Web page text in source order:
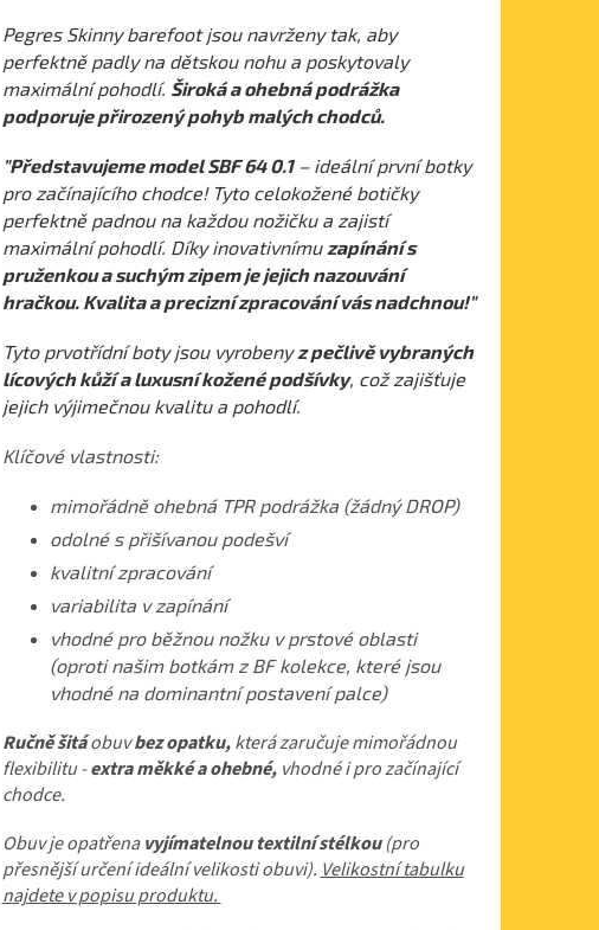
cena:
Pegres Skinny barefoot jsou navrženy tak, aby
perfektně padly na dětskou nohu a poskytovaly
maximální pohodlí. Široká a ohebná podrážka
podporuje přirozený pohyb malých chodců.
"Představujeme model SBF 64 0.1– ideální první botky
pro začínajícího chodce! Tyto celokožené botičky
perfektně padnou na každou nožičku a zajistí
maximální pohodlí. Díky inovativnímu zapínání s
pruženkou a suchým zipem je jejich nazouvání
hračkou. Kvalita a precizní zpracování vás nadchnou!"
Tyto prvotřídní boty jsou vyrobenyz pečlivě vybraných
lícových kůží a luxusní kožené podšívky, což zajišťuje
jejich výjimečnou kvalitu a pohodlí.
Klíčové vlastnosti:
mimořádně ohebná TPR podrážka (žádný DROP)
odolné s přišívanou podešví
kvalitní zpracování
variabilita v zapínání
vhodné pro běžnou nožku v prstové oblasti
(oproti našim botkám z BF kolekce, které jsou
vhodné na dominantní postavení palce)
Ručně šitáobuvbez opatku,která zaručuje mimořádnou
flexibilitu -extra měkké a ohebné,vhodné i pro začínající
chodce.
Obuv je opatřenavyjímatelnou textilní stélkou(pro
přesnější určení ideální velikosti obuvi).Velikostní tabulku
najdete v popisu produktu.